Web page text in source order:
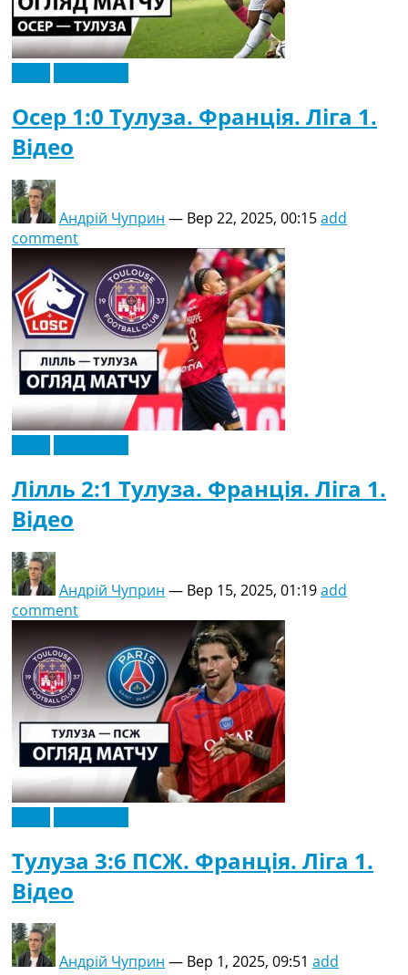
Осер 1:0 Тулуза. Франція. Ліга 1.
Відео
Андрій Чуприн — Вер 22, 2025, 00:15add
comment
Лілль 2:1 Тулуза. Франція. Ліга 1.
Відео
Андрій Чуприн — Вер 15, 2025, 01:19add
comment
Тулуза 3:6 ПСЖ. Франція. Ліга 1.
Відео
Андрій Чуприн — Вер 1, 2025, 09:51 add